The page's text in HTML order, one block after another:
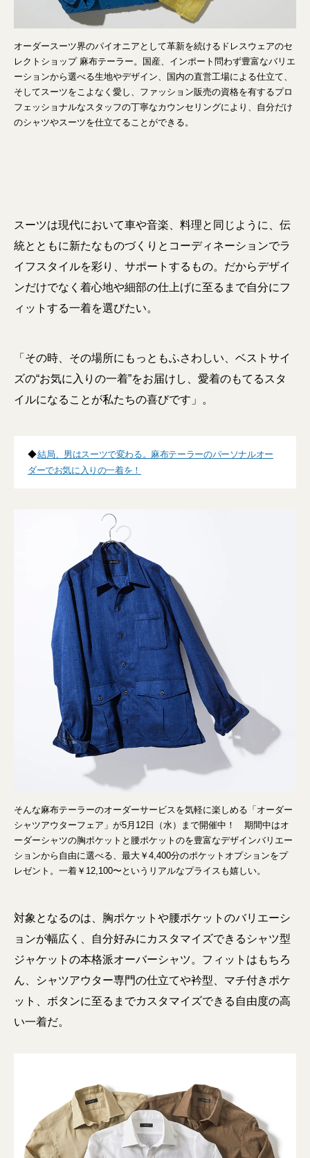
オーダースーツ界のパイオニアとして革新を続けるドレスウェアのセ
レクトショップ 麻布テーラー。国産、インポート問わず豊富なバリエ
ーションから選べる生地やデザイン、国内の直営工場による仕立て、
そしてスーツをこよなく愛し、ファッション販売の資格を有するプロ
フェッショナルなスタッフの丁寧なカウンセリングにより、自分だけ
のシャツやスーツを仕立てることができる。
スーツは現代において車や音楽、料理と同じように、伝
統とともに新たなものづくりとコーディネーションでラ
イフスタイルを彩り、サポートするもの。だからデザイ
ンだけでなく着心地や細部の仕上げに至るまで自分にフ
ィットする一着を選びたい。
「その時、その場所にもっともふさわしい、ベストサイ
ズの“お気に入りの一着”をお届けし、愛着のもてるスタ
イルになることが私たちの喜びです」。
◆結局、男はスーツで変わる。麻布テーラーのパーソナルオー
ダーでお気に入りの一着を！
そんな麻布テーラーのオーダーサービスを気軽に楽しめる「オーダー
シャツアウターフェア」が5月12日（水）まで開催中！ 期間中はオ
ーダーシャツの胸ポケットと腰ポケットのを豊富なデザインバリエー
ションから自由に選べる、最大￥4,400分のポケットオプションをプ
レゼント。一着￥12,100〜というリアルなプライスも嬉しい。
対象となるのは、胸ポケットや腰ポケットのバリエーシ
ョンが幅広く、自分好みにカスタマイズできるシャツ型
ジャケットの本格派オーバーシャツ。フィットはもちろ
ん、シャツアウター専門の仕立てや衿型、マチ付きポケ
ット、ボタンに至るまでカスタマイズできる自由度の高
い一着だ。